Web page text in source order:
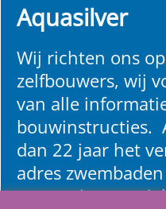
Aquasilver
Wij richten ons
zelfbouwers, wij
van alle
bouwinstructies.
dan 22 jaar het
adres
renovatie